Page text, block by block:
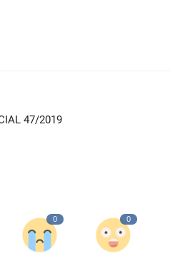
47/2019
0 0